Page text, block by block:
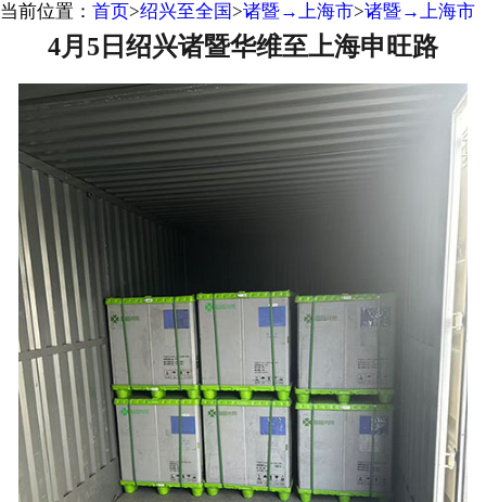
在线留言
联系我们
注册
/
在线许愿
当前位置： 首页>绍兴至全国>诸暨→上海市>诸暨→上海市
4月5日绍兴诸暨华维至上海申旺路